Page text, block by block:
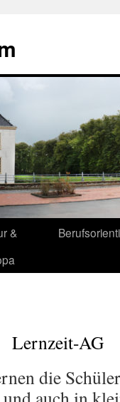
&
Lernzeit-AG
die